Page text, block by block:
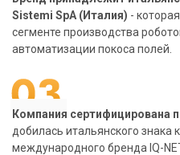
Sistemi SpA (Италия) -
сегменте производства
автоматизации покоса полей.
Компания сертифицирована
добилась итальянского знака
международного бренда IQ-